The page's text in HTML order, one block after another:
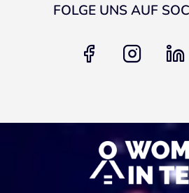
FOLGE UNS AUF
facebook